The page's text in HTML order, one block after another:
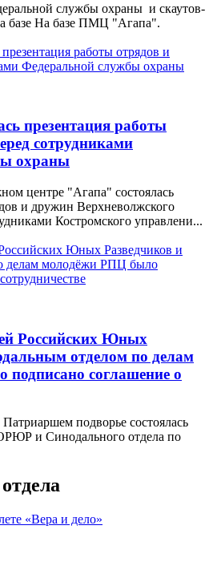
службы охраны и скаутов-
базе На базе ПМЦ "Агапа".
презентация работы
сотрудниками
охраны
центре "Агапа" состоялась
и дружин Верхневолжского
Костромского управлени...
Российских Юных
отделом по делам
соглашение о
подворье состоялась
и Синодального отдела по